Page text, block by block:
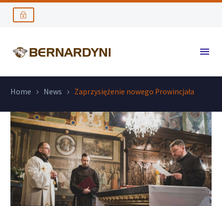
Home News Zaprzysiężenie nowego Prowincjała